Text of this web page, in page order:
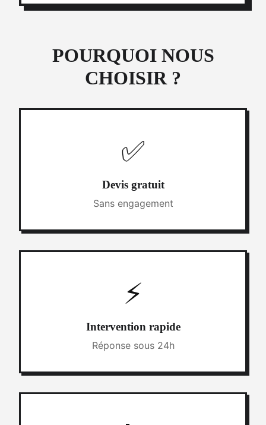
POURQUOI NOUS
CHOISIR ?
✅
Devis gratuit
Sans engagement
⚡
Intervention rapide
Réponse sous 24h